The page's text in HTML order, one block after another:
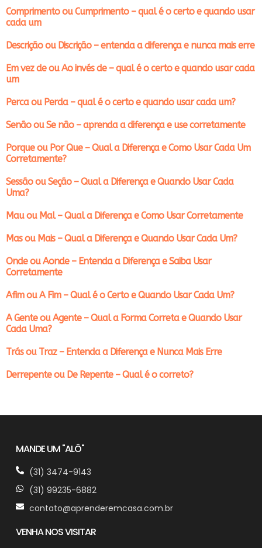
Comprimento ou Cumprimento – qual é o certo e quando usar
cada um
Descrição ou Discrição – entenda a diferença e nunca mais erre
Em vez de ou Ao invés de – qual é o certo e quando usar cada
um
Perca ou Perda – qual é o certo e quando usar cada um?
Senão ou Se não – aprenda a diferença e use corretamente
Porque ou Por Que – Qual a Diferença e Como Usar Cada Um
Corretamente?
Sessão ou Seção – Qual a Diferença e Quando Usar Cada
Uma?
Mau ou Mal – Qual a Diferença e Como Usar Corretamente
Mas ou Mais – Qual a Diferença e Quando Usar Cada Um?
Onde ou Aonde – Entenda a Diferença e Saiba Usar
Corretamente
Afim ou A Fim – Qual é o Certo e Quando Usar Cada Um?
A Gente ou Agente – Qual a Forma Correta e Quando Usar
Cada Uma?
Trás ou Traz – Entenda a Diferença e Nunca Mais Erre
Derrepente ou De Repente – Qual é o correto?
MANDE UM "ALÔ"
(31) 3474-9143
(31) 99235-6882
contato@aprenderemcasa.com.br
VENHA NOS VISITAR